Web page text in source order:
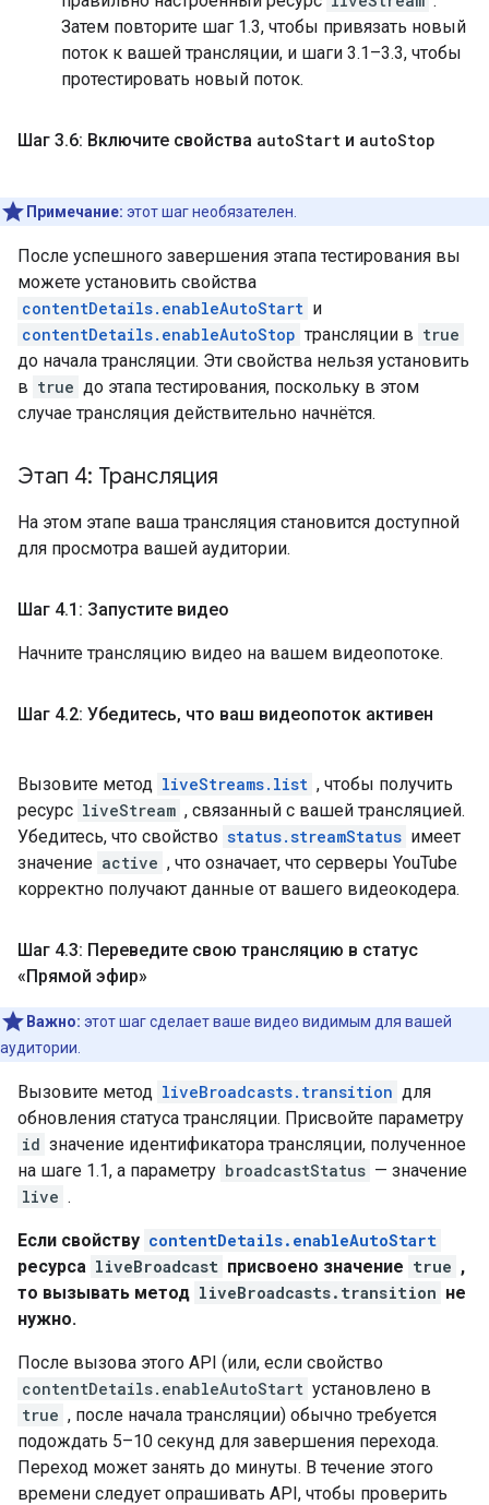
Затем повторите шаг 1.3, чтобы привязать новый
поток к вашей трансляции, и шаги 3.1–3.3, чтобы
протестировать новый поток.
Шаг 3.6: Включите свойства autoStart и autoStop
Примечание: этот шаг необязателен.
После успешного завершения этапа тестирования вы
можете установить свойства
contentDetails.enableAutoStart и
contentDetails.enableAutoStop трансляции в true
до начала трансляции. Эти свойства нельзя установить
в true до этапа тестирования, поскольку в этом
случае трансляция действительно начнётся.
Этап 4: Трансляция
На этом этапе ваша трансляция становится доступной
для просмотра вашей аудитории.
Шаг 4.1: Запустите видео
Начните трансляцию видео на вашем видеопотоке.
Шаг 4.2: Убедитесь, что ваш видеопоток активен
Вызовите метод liveStreams.list , чтобы получить
ресурс liveStream , связанный с вашей трансляцией.
Убедитесь, что свойство status.streamStatus имеет
значение active , что означает, что серверы YouTube
корректно получают данные от вашего видеокодера.
Шаг 4.3: Переведите свою трансляцию в статус
«Прямой эфир»
Важно: этот шаг сделает ваше видео видимым для вашей
аудитории.
Вызовите метод liveBroadcasts.transition для
обновления статуса трансляции. Присвойте параметру
id значение идентификатора трансляции, полученное
на шаге 1.1, а параметру broadcastStatus — значение
live .
Если свойству contentDetails.enableAutoStart
ресурса liveBroadcast присвоено значение true ,
то вызывать метод liveBroadcasts.transition не
нужно.
После вызова этого API (или, если свойство
contentDetails.enableAutoStart установлено в
true , после начала трансляции) обычно требуется
подождать 5–10 секунд для завершения перехода.
Переход может занять до минуты. В течение этого
времени следует опрашивать API, чтобы проверить